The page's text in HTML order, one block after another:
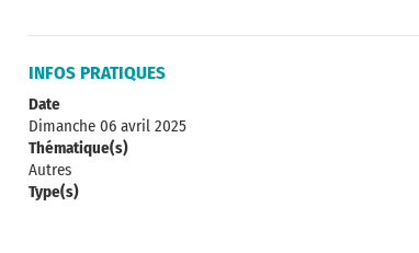
INFOS PRATIQUES
Date
Dimanche 06 avril 2025
Thématique(s)
Autres
Type(s)